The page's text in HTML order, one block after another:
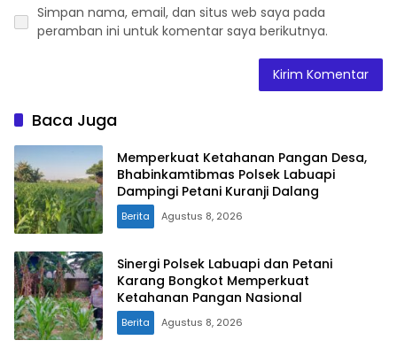
Simpan nama, email, dan situs web saya pada
peramban ini untuk komentar saya berikutnya.
Baca Juga
Memperkuat Ketahanan Pangan Desa,
Bhabinkamtibmas Polsek Labuapi
Dampingi Petani Kuranji Dalang
Berita Agustus 8, 2026
Sinergi Polsek Labuapi dan Petani
Karang Bongkot Memperkuat
Ketahanan Pangan Nasional
Berita Agustus 8, 2026